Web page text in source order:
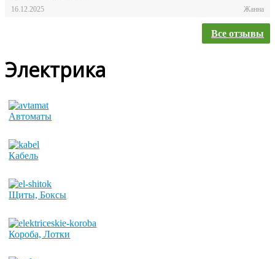
Жанна
16.12.2025
Все отзывы
Электрика
Автоматы
Кабель
Щиты, Боксы
Короба, Лотки